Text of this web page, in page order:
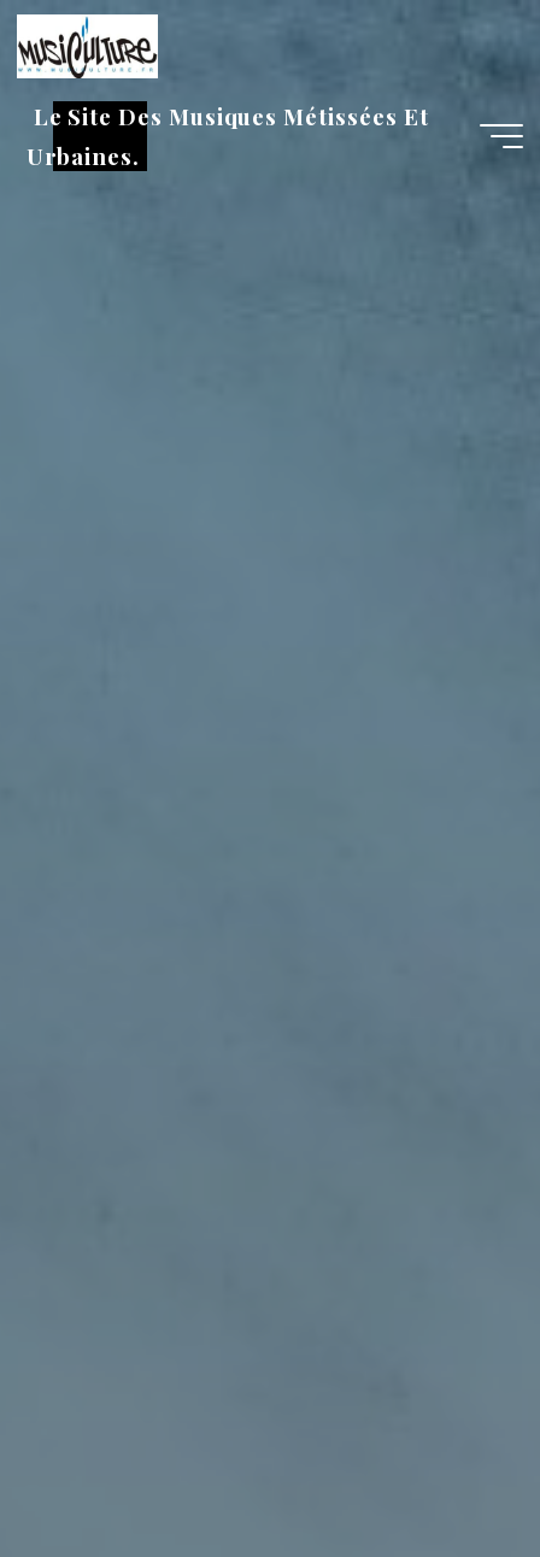
Aller
au
contenu
Le Site Des Musiques Métissées Et
Urbaines.